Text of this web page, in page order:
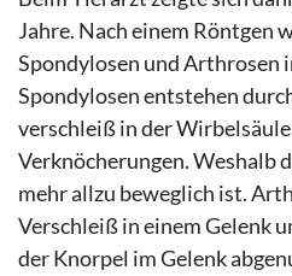
Jahre. Nach einem Röntgen
Spondylosen und Arthrosen
Spondylosen entstehen
verschleißin der
Verknöcherungen. Weshalb
mehr allzu beweglich ist.
Verschleißin einem Gelenk
der Knorpel im Gelenk